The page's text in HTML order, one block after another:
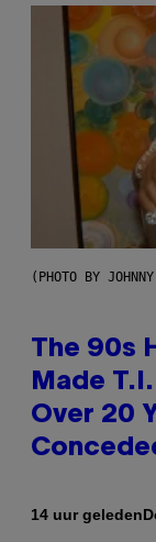
(PHOTO BY
The 90s
Made
Over 20
14 uur geleden